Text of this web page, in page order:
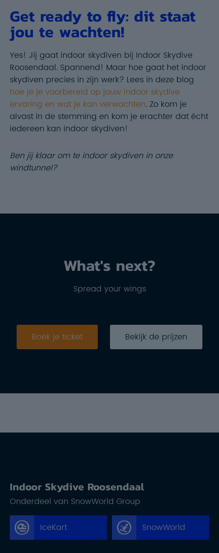
Get ready to fly: dit staat
jou te wachten!
Yes! Jij gaat indoor skydiven bij Indoor Skydive
Roosendaal. Spannend! Maar hoe gaat het indoor
skydiven precies in zijn werk? Lees in deze blog
hoe je je voorbereid op jouw indoor skydive
ervaring en wat je kan verwachten. Zo kom je
alvast in de stemming en kom je erachter dat écht
iedereen kan indoor skydiven!
Ben jij klaar om te indoor skydiven in onze
windtunnel?
What's next?
Spread your wings
Boek je ticket Bekijk de prijzen
Indoor Skydive Roosendaal
Onderdeel van SnowWorld Group
IceKart SnowWorld